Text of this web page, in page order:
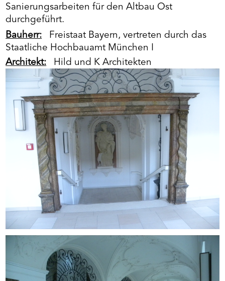
Sanierungsarbeiten für den Altbau Ost
durchgeführt.
Bauherr: Freistaat Bayern, vertreten durch das
Staatliche Hochbauamt München I
Architekt: Hild und K Architekten